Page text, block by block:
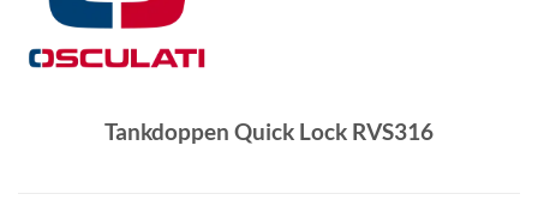
Tankdoppen Quick Lock RVS316